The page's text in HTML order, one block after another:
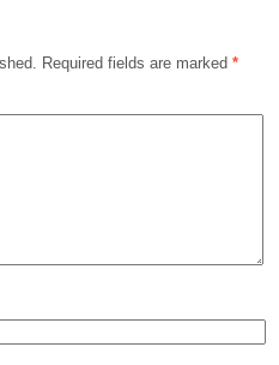
Required fields are marked *